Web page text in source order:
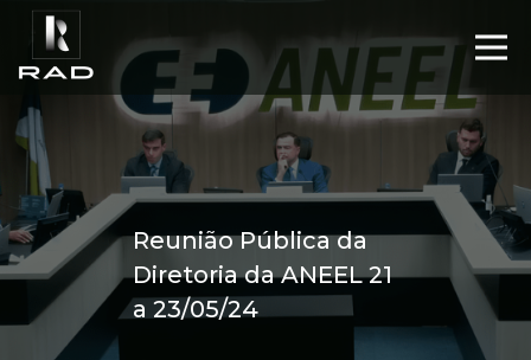
Reunião Pública da
Diretoria da ANEEL 21
a 23/05/24